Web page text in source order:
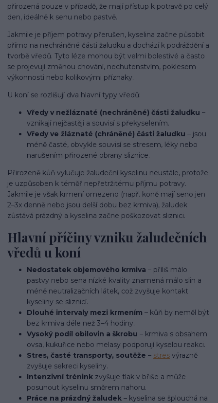
přirozená pouze v případě, že mají přístup k potravě po celý
den, ideálně k senu nebo pastvě.
Jakmile je příjem potravy přerušen, kyselina začne působit
přímo na nechráněné části žaludku a dochází k podráždění a
tvorbě vředů. Tyto léze mohou být velmi bolestivé a často
se projevují změnou chování, nechutenstvím, poklesem
výkonnosti nebo kolikovými příznaky.
U koní se rozlišují dva hlavní typy vředů:
Vředy v nežláznaté (nechráněné) části žaludku –
vznikají nejčastěji a souvisí s překyselením.
Vředy ve žláznaté (chráněné) části žaludku – jsou
méně časté, obvykle souvisí se stresem, léky nebo
narušením přirozené obrany sliznice.
Přirozeně kůň vylučuje žaludeční kyselinu neustále, protože
je uzpůsoben k téměř nepřetržitému příjmu potravy.
Jakmile je však krmení omezeno (např. koně mají seno jen
2–3x denně nebo jsou delší dobu bez krmiva), žaludek
zůstává prázdný a kyselina začne poškozovat sliznici.
Hlavní příčiny vzniku žaludečních
vředů u koní
Nedostatek objemového krmiva – příliš málo
pastvy nebo sena nízké kvality znamená málo slin a
méně neutralizačních látek, což zvyšuje kontakt
kyseliny se sliznicí.
Dlouhé intervaly mezi krmením – kůň by neměl být
bez krmiva déle než 3–4 hodiny.
Vysoký podíl obilovin a škrobu – krmiva s obsahem
ovsa, kukuřice nebo melasy podporují kyselou reakci.
Stres, časté transporty, soutěže – stres výrazně
zvyšuje sekreci kyseliny.
Intenzivní trénink zvyšuje tlak v břiše a může
posunout kyselinu směrem nahoru.
Práce na prázdný žaludek – kyselina se šplouchá na